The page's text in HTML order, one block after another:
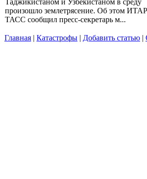
произошло землетрясение. Об этом
ТАСС сообщил пресс-секретарь м...
Главная | Катастрофы | Добавить статью |